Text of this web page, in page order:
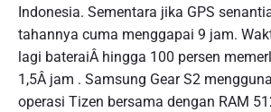
Indonesia. Sementara jika GPS
tahannya cuma menggapai 9 jam.
lagi bateraiÂ hingga 100 persen
1,5Â jam . Samsung Gear S2
operasi Tizen bersama dengan RAM